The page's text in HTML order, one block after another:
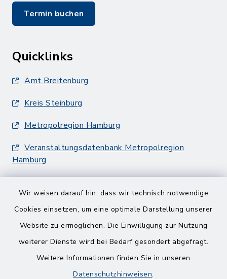
Wir weisen darauf hin, dass wir technisch notwendige
Cookies einsetzen, um eine optimale Darstellung unserer
Website zu ermöglichen. Die Einwilligung zur Nutzung
weiterer Dienste wird bei Bedarf gesondert abgefragt.
Weitere Informationen finden Sie in unseren
Datenschutzhinweisen.
Termin buchen
Quicklinks
Amt Breitenburg
Kreis Steinburg
Metropolregion Hamburg
Veranstaltungsdatenbank Metropolregion
Hamburg
Barrierefreiheit